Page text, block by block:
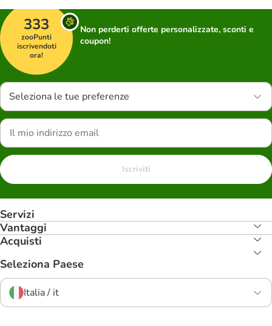
333
zooPunti
iscrivendoti
ora!
Non perderti offerte personalizzate, sconti e
coupon!
Seleziona le tue preferenze
Iscriviti
Servizi
Vantaggi
Acquisti
Seleziona Paese
Italia / it